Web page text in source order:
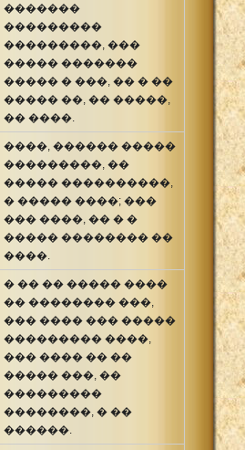
�������
���������
���������, ���
����� �������
����� � ���, �� � ��
����� ��, �� �����,
�� ����.
����, ������ �����
���������, ��
����� ����������,
� ����� ����; ���
��� ����, �� � �
����� �������� ��
����.
� �� �� ����� ����
�� �������� ���,
��� ���� ��� �����
��������� ����,
��� ���� �� ��
����� ���, ��
���������
��������, � ��
������.